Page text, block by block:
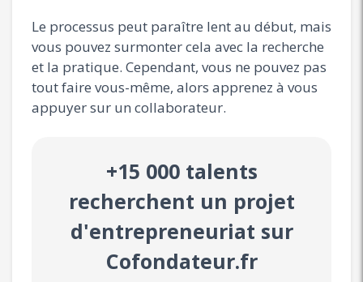
Le processus peut paraître lent au début, mais
vous pouvez surmonter cela avec la recherche
et la pratique. Cependant, vous ne pouvez pas
tout faire vous-même, alors apprenez à vous
appuyer sur un collaborateur.
+15 000 talents
recherchent un projet
d'entrepreneuriat sur
Cofondateur.fr